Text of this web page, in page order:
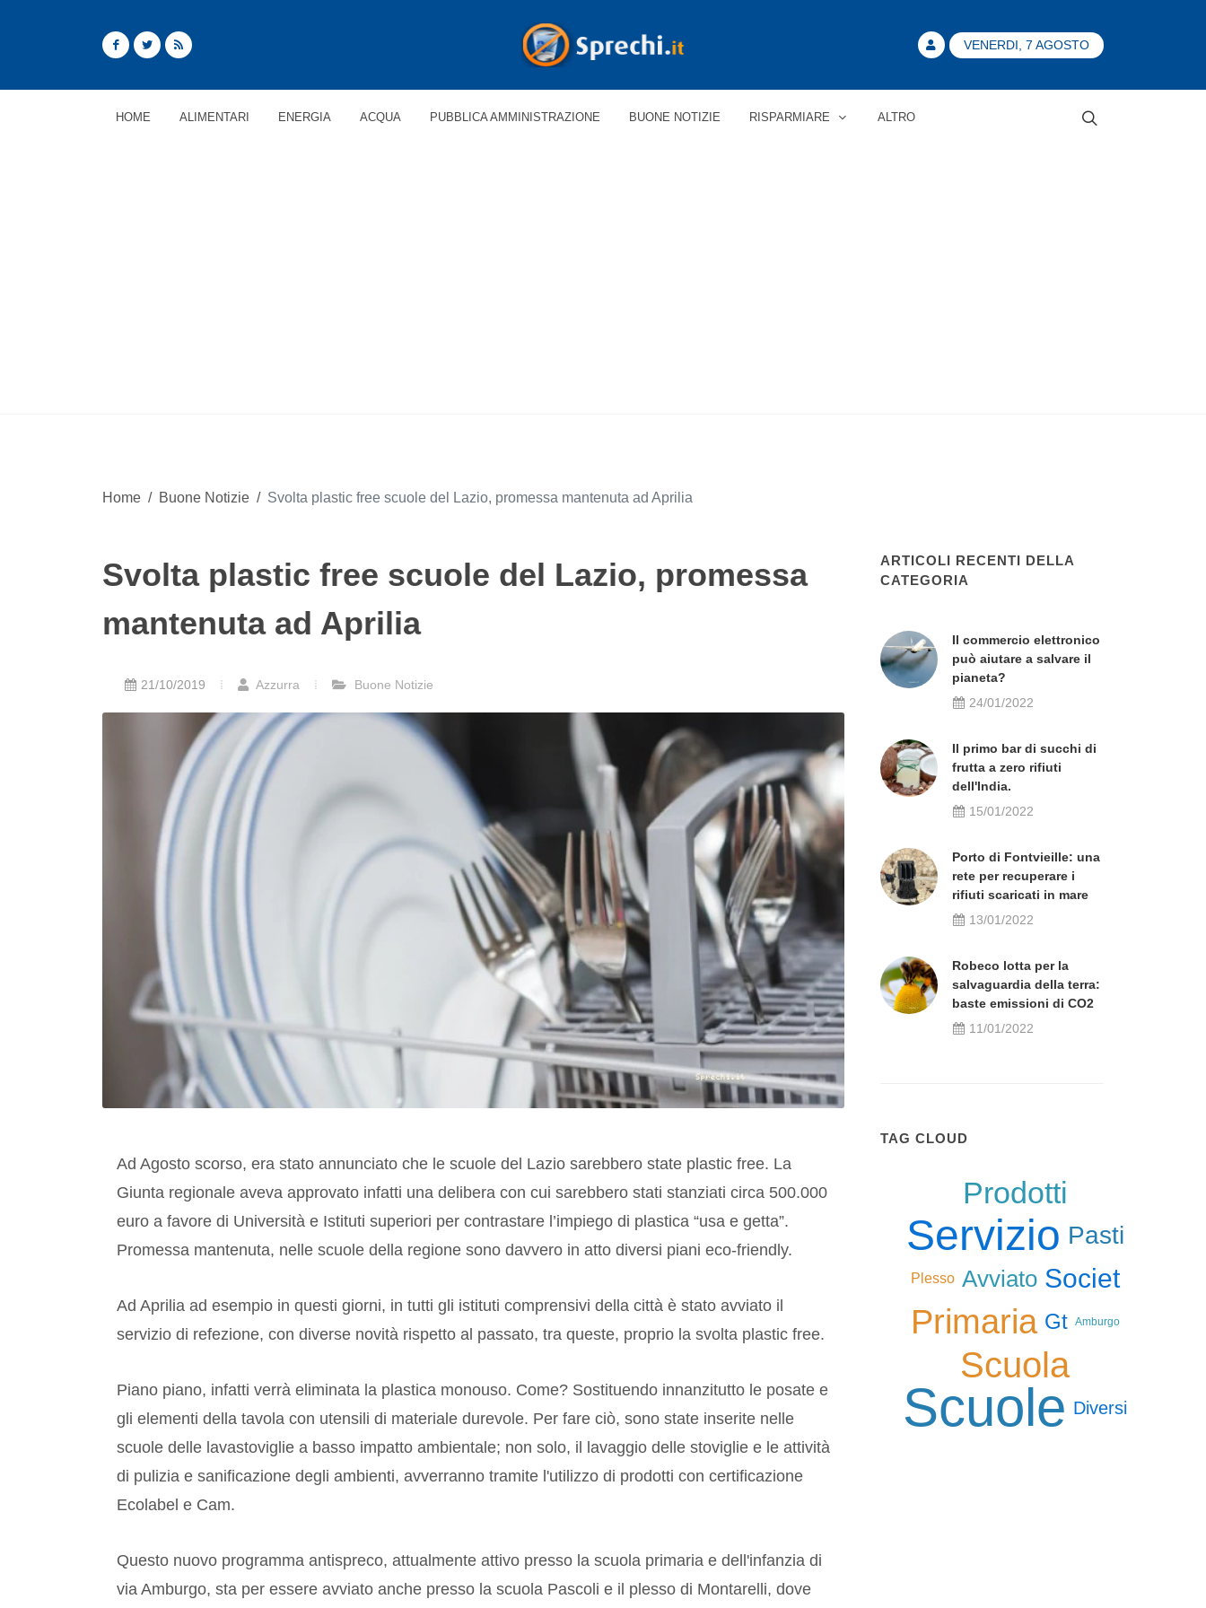
VENERDI, 7 AGOSTO
HOME ALIMENTARI ENERGIA ACQUA PUBBLICA AMMINISTRAZIONE BUONE NOTIZIE RISPARMIARE ALTRO
Home / Buone Notizie / Svolta plastic free scuole del Lazio, promessa mantenuta ad Aprilia
Svolta plastic free scuole del Lazio, promessa
mantenuta ad Aprilia
21/10/2019 Azzurra Buone Notizie
Ad Agosto scorso, era stato annunciato che le scuole del Lazio sarebbero state plastic free. La
Giunta regionale aveva approvato infatti una delibera con cui sarebbero stati stanziati circa 500.000
euro a favore di Università e Istituti superiori per contrastare l’impiego di plastica “usa e getta”.
Promessa mantenuta, nelle scuole della regione sono davvero in atto diversi piani eco-friendly.
Ad Aprilia ad esempio in questi giorni, in tutti gli istituti comprensivi della città è stato avviato il
servizio di refezione, con diverse novità rispetto al passato, tra queste, proprio la svolta plastic free.
Piano piano, infatti verrà eliminata la plastica monouso. Come? Sostituendo innanzitutto le posate e
gli elementi della tavola con utensili di materiale durevole. Per fare ciò, sono state inserite nelle
scuole delle lavastoviglie a basso impatto ambientale; non solo, il lavaggio delle stoviglie e le attività
di pulizia e sanificazione degli ambienti, avverranno tramite l'utilizzo di prodotti con certificazione
Ecolabel e Cam.
Questo nuovo programma antispreco, attualmente attivo presso la scuola primaria e dell'infanzia di
via Amburgo, sta per essere avviato anche presso la scuola Pascoli e il plesso di Montarelli, dove
ARTICOLI RECENTI DELLA
CATEGORIA
Il commercio elettronico
può aiutare a salvare il
pianeta?
24/01/2022
Il primo bar di succhi di
frutta a zero rifiuti
dell'India.
15/01/2022
Porto di Fontvieille: una
rete per recuperare i
rifiuti scaricati in mare
13/01/2022
Robeco lotta per la
salvaguardia della terra:
baste emissioni di CO2
11/01/2022
TAG CLOUD
Prodotti
Servizio Pasti
Plesso Avviato Societ
Primaria Gt Amburgo
Scuola
Scuole Diversi